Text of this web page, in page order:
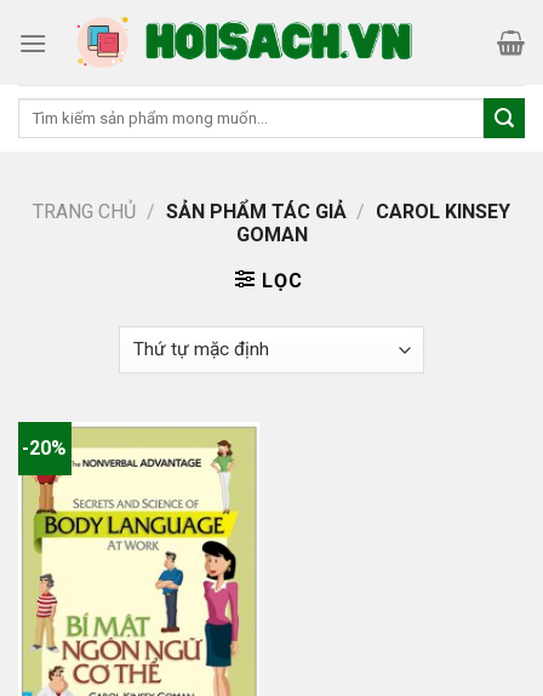
Tìm
TRANG CHỦ / SẢN PHẨM TÁC GIẢ / CAROL KINSEY
GOMAN
LỌC
-20%